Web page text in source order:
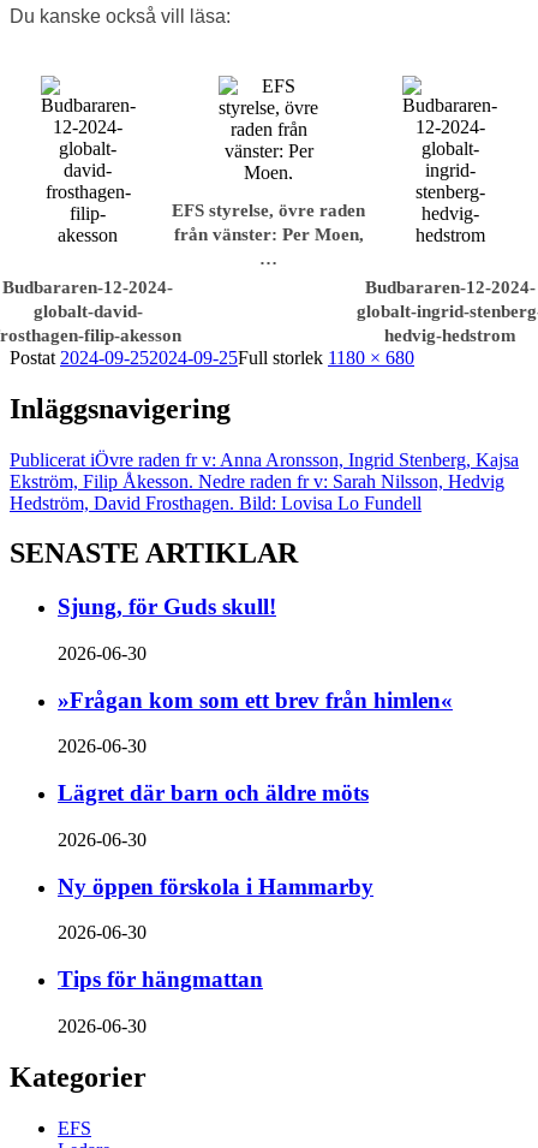
Du kanske också vill läsa:
Budbararen-12-2024-
globalt-david-
filip-akesson
EFS styrelse, övre raden
från vänster: Per Moen,
…
Budbararen-12-2024-
globalt-ingrid-
hedvig-hedstrom
Postat 2024-09-252024-09-25Full storlek 1180 × 680
Inläggsnavigering
Publicerat iÖvre raden fr v: Anna Aronsson, Ingrid Stenberg, Kajsa
Ekström, Filip Åkesson. Nedre raden fr v: Sarah Nilsson, Hedvig
Hedström, David Frosthagen. Bild: Lovisa Lo Fundell
SENASTE ARTIKLAR
Sjung, för Guds skull!
2026-06-30
»Frågan kom som ett brev från himlen«
2026-06-30
Lägret där barn och äldre möts
2026-06-30
Ny öppen förskola i Hammarby
2026-06-30
Tips för hängmattan
2026-06-30
Kategorier
EFS